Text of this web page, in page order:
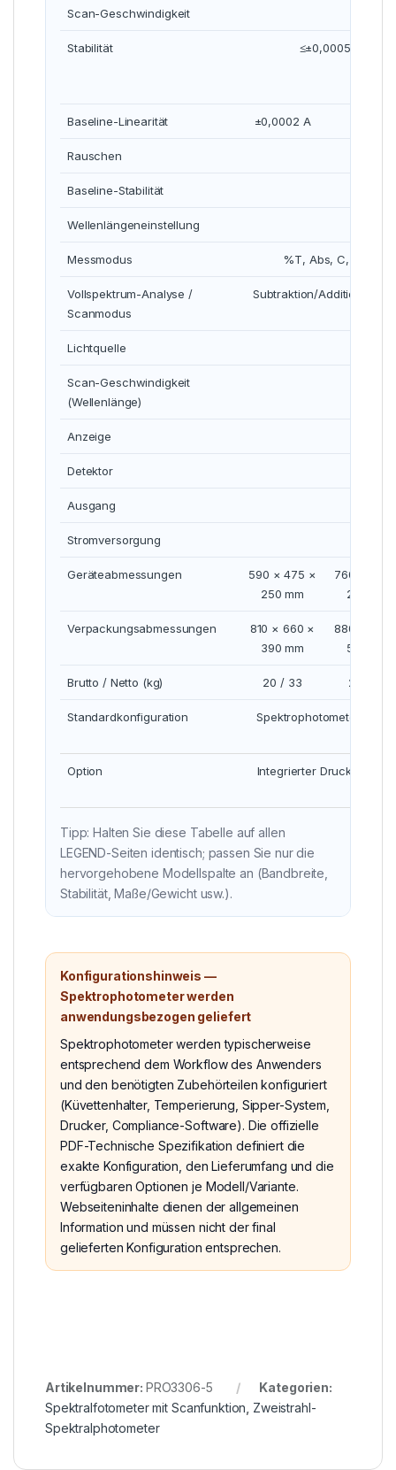
Scan-Geschwindigkeit
Stabilität ≤±0,0005 A/h bei
Baseline-Linearität ±0,0002 A
Rauschen
Baseline-Stabilität
Wellenlängeneinstellung
Messmodus %T, Abs, C, E;
Vollspektrum-Analyse /
Scanmodus
Subtraktion/Additionen,
Lichtquelle
Scan-Geschwindigkeit
(Wellenlänge)
Anzeige
Detektor
Ausgang
Stromversorgung
Geräteabmessungen
590 × 475 ×
250 mm
760 × 560
280 mm
Verpackungsabmessungen
810 × 660 ×
390 mm
880 × 690
520 mm
Brutto / Netto (kg) 20 / 33 28 / 47
Standardkonfiguration Spektrophotometer,
Option
Integrierter Drucker,
Tipp: Halten Sie diese Tabelle auf allen
LEGEND-Seiten identisch; passen Sie nur die
hervorgehobene Modellspalte an (Bandbreite,
Stabilität, Maße/Gewicht usw.).
Konfigurationshinweis —
Spektrophotometer werden
anwendungsbezogen geliefert
Spektrophotometer werden typischerweise
entsprechend dem Workflow des Anwenders
und den benötigten Zubehörteilen konfiguriert
(Küvettenhalter, Temperierung, Sipper-System,
Drucker, Compliance-Software). Die offizielle
PDF-Technische Spezifikation definiert die
exakte Konfiguration, den Lieferumfang und die
verfügbaren Optionen je Modell/Variante.
Webseiteninhalte dienen der allgemeinen
Information und müssen nicht der final
gelieferten Konfiguration entsprechen.
Artikelnummer: PRO3306-5
Kategorien:
Spektralfotometer mit Scanfunktion Zweistrahl-
Spektralphotometer